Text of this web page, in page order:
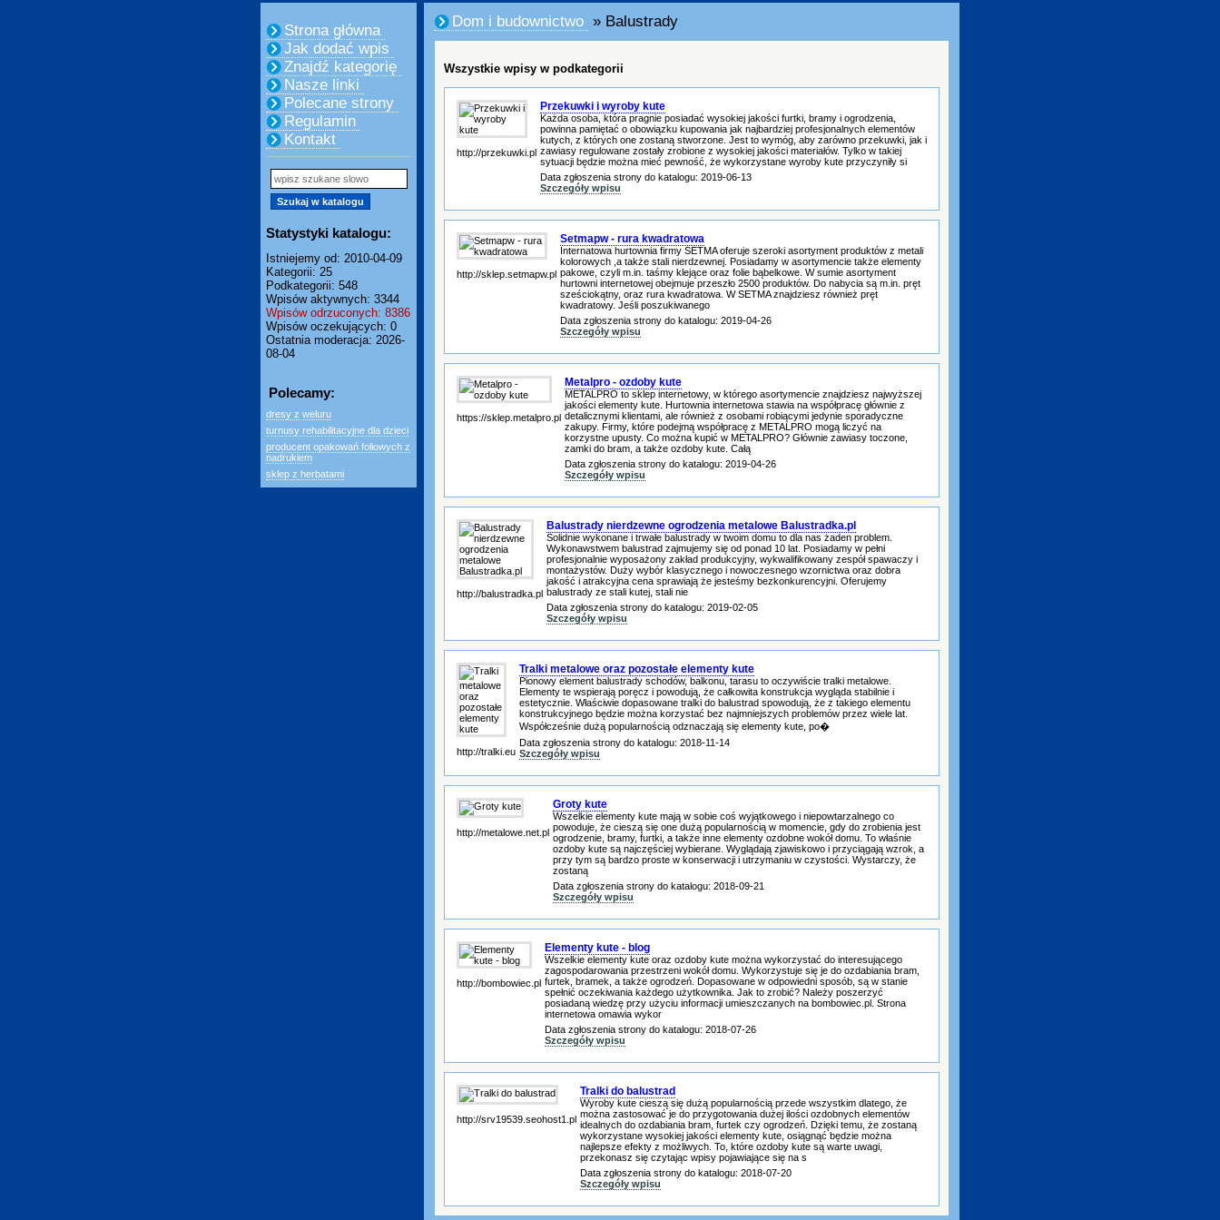
Strona główna
Jak dodać wpis
Znajdź kategorię
Nasze linki
Polecane strony
Regulamin
Kontakt
Statystyki katalogu:
Istniejemy od: 2010-04-09
Kategorii: 25
Podkategorii: 548
Wpisów aktywnych: 3344
Wpisów odrzuconych: 8386
Wpisów oczekujących: 0
Ostatnia moderacja: 2026-
08-04
Polecamy:
dresy z weluru
turnusy rehabilitacyjne dla dzieci
producent opakowań foliowych z
nadrukiem
sklep z herbatami
Dom i budownictwo » Balustrady
Wszystkie wpisy w podkategorii
http://przekuwki.pl
Przekuwki i wyroby kute
Każda osoba, która pragnie posiadać wysokiej jakości furtki, bramy i ogrodzenia,
powinna pamiętać o obowiązku kupowania jak najbardziej profesjonalnych elementów
kutych, z których one zostaną stworzone. Jest to wymóg, aby zarówno przekuwki, jak i
zawiasy regulowane zostały zrobione z wysokiej jakości materiałów. Tylko w takiej
sytuacji będzie można mieć pewność, że wykorzystane wyroby kute przyczyniły si
Data zgłoszenia strony do katalogu: 2019-06-13
Szczegóły wpisu
http://sklep.setmapw.pl
Setmapw - rura kwadratowa
Internatowa hurtownia firmy SETMA oferuje szeroki asortyment produktów z metali
kolorowych ,a także stali nierdzewnej. Posiadamy w asortymencie także elementy
pakowe, czyli m.in. taśmy klejące oraz folie bąbelkowe. W sumie asortyment
hurtowni internetowej obejmuje przeszło 2500 produktów. Do nabycia są m.in. pręt
sześciokątny, oraz rura kwadratowa. W SETMA znajdziesz również pręt
kwadratowy. Jeśli poszukiwanego
Data zgłoszenia strony do katalogu: 2019-04-26
Szczegóły wpisu
https://sklep.metalpro.pl
Metalpro - ozdoby kute
METALPRO to sklep internetowy, w którego asortymencie znajdziesz najwyższej
jakości elementy kute. Hurtownia internetowa stawia na współpracę głównie z
detalicznymi klientami, ale również z osobami robiącymi jedynie sporadyczne
zakupy. Firmy, które podejmą współpracę z METALPRO mogą liczyć na
korzystne upusty. Co można kupić w METALPRO? Głównie zawiasy toczone,
zamki do bram, a także ozdoby kute. Całą
Data zgłoszenia strony do katalogu: 2019-04-26
Szczegóły wpisu
http://balustradka.pl
Balustrady nierdzewne ogrodzenia metalowe Balustradka.pl
Solidnie wykonane i trwałe balustrady w twoim domu to dla nas żaden problem.
Wykonawstwem balustrad zajmujemy się od ponad 10 lat. Posiadamy w pełni
profesjonalnie wyposażony zakład produkcyjny, wykwalifikowany zespół spawaczy i
montażystów. Duży wybór klasycznego i nowoczesnego wzornictwa oraz dobra
jakość i atrakcyjna cena sprawiają że jesteśmy bezkonkurencyjni. Oferujemy
balustrady ze stali kutej, stali nie
Data zgłoszenia strony do katalogu: 2019-02-05
Szczegóły wpisu
http://tralki.eu
Tralki metalowe oraz pozostałe elementy kute
Pionowy element balustrady schodów, balkonu, tarasu to oczywiście tralki metalowe.
Elementy te wspierają poręcz i powodują, że całkowita konstrukcja wygląda stabilnie i
estetycznie. Właściwie dopasowane tralki do balustrad spowodują, że z takiego elementu
konstrukcyjnego będzie można korzystać bez najmniejszych problemów przez wiele lat.
Współcześnie dużą popularnością odznaczają się elementy kute, po�
Data zgłoszenia strony do katalogu: 2018-11-14
Szczegóły wpisu
http://metalowe.net.pl
Groty kute
Wszelkie elementy kute mają w sobie coś wyjątkowego i niepowtarzalnego co
powoduje, że cieszą się one dużą popularnością w momencie, gdy do zrobienia jest
ogrodzenie, bramy, furtki, a także inne elementy ozdobne wokół domu. To właśnie
ozdoby kute są najczęściej wybierane. Wyglądają zjawiskowo i przyciągają wzrok, a
przy tym są bardzo proste w konserwacji i utrzymaniu w czystości. Wystarczy, że
zostaną
Data zgłoszenia strony do katalogu: 2018-09-21
Szczegóły wpisu
http://bombowiec.pl
Elementy kute - blog
Wszelkie elementy kute oraz ozdoby kute można wykorzystać do interesującego
zagospodarowania przestrzeni wokół domu. Wykorzystuje się je do ozdabiania bram,
furtek, bramek, a także ogrodzeń. Dopasowane w odpowiedni sposób, są w stanie
spełnić oczekiwania każdego użytkownika. Jak to zrobić? Należy poszerzyć
posiadaną wiedzę przy użyciu informacji umieszczanych na bombowiec.pl. Strona
internetowa omawia wykor
Data zgłoszenia strony do katalogu: 2018-07-26
Szczegóły wpisu
http://srv19539.seohost1.pl
Tralki do balustrad
Wyroby kute cieszą się dużą popularnością przede wszystkim dlatego, że
można zastosować je do przygotowania dużej ilości ozdobnych elementów
idealnych do ozdabiania bram, furtek czy ogrodzeń. Dzięki temu, że zostaną
wykorzystane wysokiej jakości elementy kute, osiągnąć będzie można
najlepsze efekty z możliwych. To, które ozdoby kute są warte uwagi,
przekonasz się czytając wpisy pojawiające się na s
Data zgłoszenia strony do katalogu: 2018-07-20
Szczegóły wpisu